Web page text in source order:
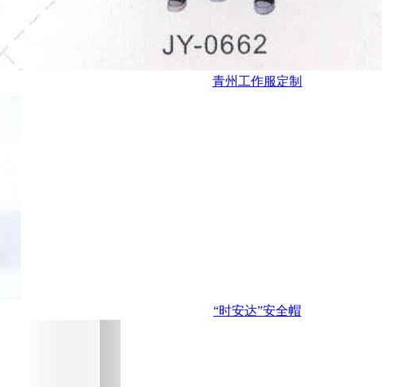
青州工作服定制
“时安达”安全帽